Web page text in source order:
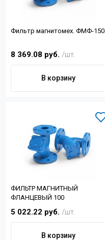
Фильтр магнитомех. ФМФ-150
8 369.08 руб. /шт.
В корзину
ФИЛЬТР МАГНИТНЫЙ
ФЛАНЦЕВЫЙ 100
5 022.22 руб. /шт.
В корзину